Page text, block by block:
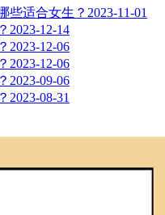
些适合女生？ 2023-11-01
2023-12-14
2023-12-06
2023-12-06
2023-09-06
2023-08-31